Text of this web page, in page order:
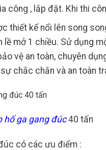
công , lắp đặt. Khi thi
thiết kế nổi lên song
lề mở 1 chiều. Sử dụng
vệ an toàn, chuyên
chắc chắn và an toàn
hố ga gang đúc40 tấn
có các ưu điểm :